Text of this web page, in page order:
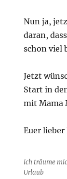
Nun ja,
daran,
schon viel
Jetzt
Start in
mit Mama
Euer
ich träume
Urlaub